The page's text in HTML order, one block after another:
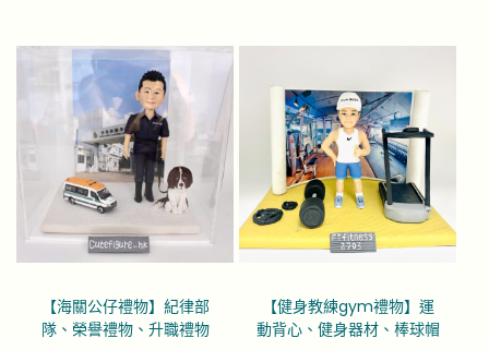
【海關公仔禮物】紀律部
隊、榮譽禮物、升職禮物
【健身教練gym禮物】運
動背心、健身器材、棒球帽